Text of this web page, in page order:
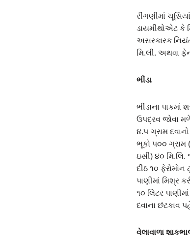
રીંગણીમાં
ડાયમીથોએટ કે
અસરકારક
મિ.લી. અથવા
ભીંડા
ભીંડાના
ઉપદ્રવ જોવા
૪.૫ ગ્રામ
ભૂકો પ૦૦ ગ્રામ
ઇસી) ૪૦ મિ.લિ.
દીઠ ૧૦
પાણીમાં મિશ્ર
૧૦ લિટર
દવાના છંટકાવ
વેલાવાળા